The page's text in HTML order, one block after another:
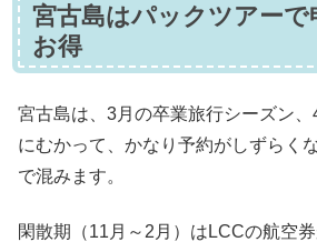
宮古島はパックツアー
お得
宮古島は、3月の卒業旅行シーズン
にむかって、かなり予約がしずらく
で混みます。
閑散期（11月～2月）はLCCの航空